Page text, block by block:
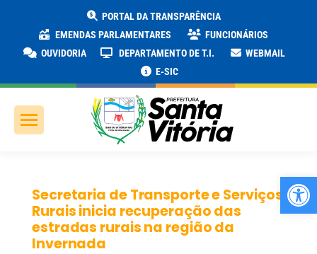
PORTAL DA TRANSPARÊNCIA
EMENDAS PARLAMENTARES
FUNCIONÁRIOS
OUVIDORIA
DEPARTAMENTO DE T.I.
WEBMAIL
E-SIC
Secretaria de Transporte e Serviços
Rurais inicia recuperação das
estradas rurais na região da
Invernada